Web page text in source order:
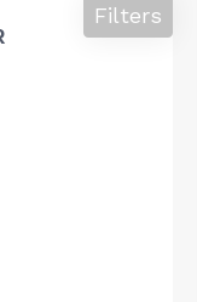
Filters